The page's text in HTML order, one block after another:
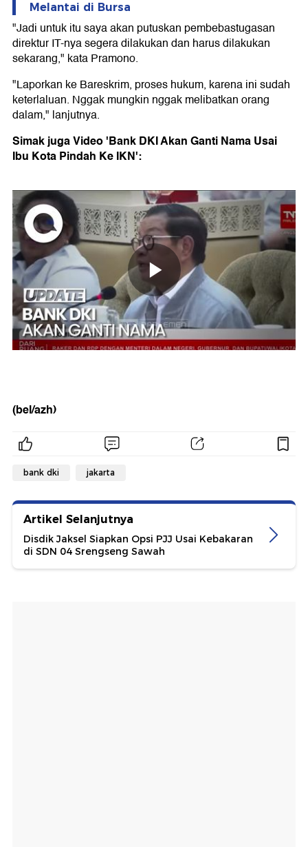
Melantai di Bursa
"Jadi untuk itu saya akan putuskan pembebastugasan
direktur IT-nya segera dilakukan dan harus dilakukan
sekarang," kata Pramono.
"Laporkan ke Bareskrim, proses hukum, karena ini sudah
keterlaluan. Nggak mungkin nggak melibatkan orang
dalam," lanjutnya.
Simak juga Video 'Bank DKI Akan Ganti Nama Usai
Ibu Kota Pindah Ke IKN':
(bel/azh)
bank dki jakarta
Artikel Selanjutnya
Disdik Jaksel Siapkan Opsi PJJ Usai Kebakaran
di SDN 04 Srengseng Sawah